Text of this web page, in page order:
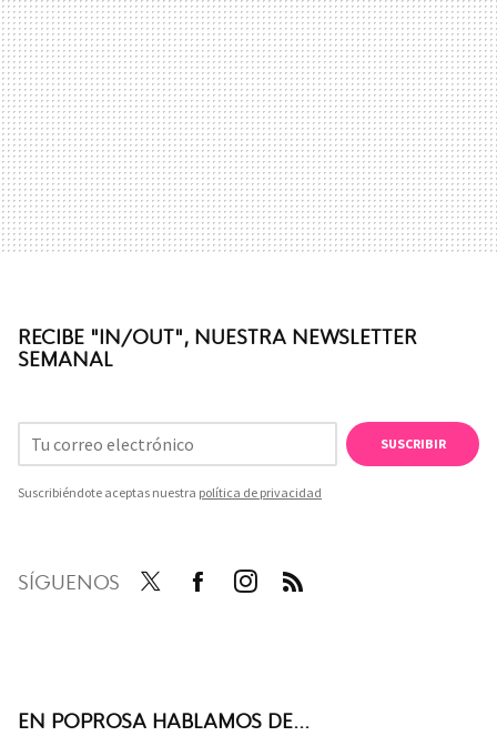
RECIBE "IN/OUT", NUESTRA NEWSLETTER
SEMANAL
SUSCRIBIR
Suscribiéndote aceptas nuestra política de privacidad
SÍGUENOS
EN POPROSA HABLAMOS DE...